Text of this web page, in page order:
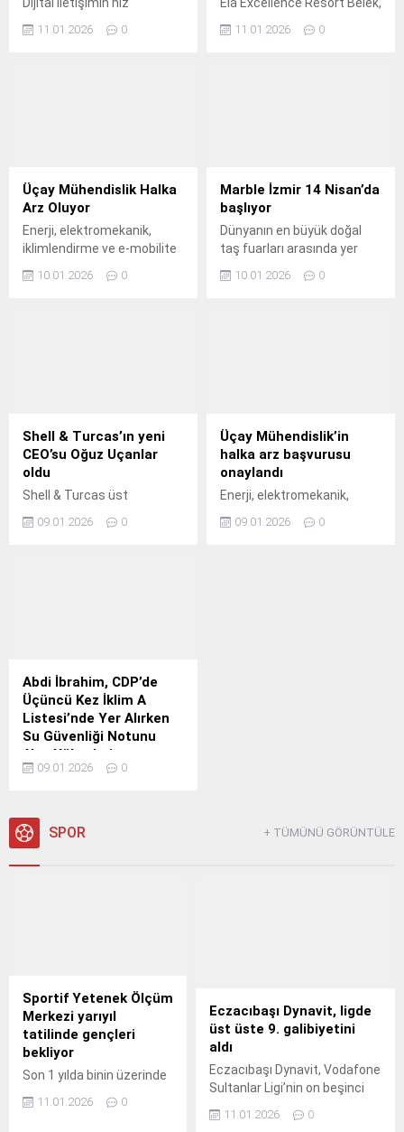
markaların ve kurumların
11.01.2026 0
tarihleri arasında
11.01.2026 0
Üçay Mühendislik Halka
Arz Oluyor
Enerji, elektromekanik,
iklimlendirme ve e-mobilite
alanındaki faaliyetleri ile
döngüsel ekonomiye katkı
10.01.2026 0
Marble İzmir 14 Nisan’da
başlıyor
Dünyanın en büyük doğal
taş fuarları arasında yer
alan, Türk doğal taşının
uluslararası vitrine çıktığı
10.01.2026 0
Shell & Turcas’ın yeni
CEO’su Oğuz Uçanlar
oldu
Shell & Turcas üst
değişimi gerçekleşti.
09.01.2026 0
Üçay Mühendislik’in
halka arz başvurusu
onaylandı
Enerji, elektromekanik,
alanındaki faaliyetleri ile
09.01.2026 0
Abdi İbrahim, CDP’de
Üçüncü Kez İklim A
Listesi’nde Yer Alırken
Su Güvenliği Notunu
A’ya Yükseltti
Abdi İbrahim,
yaklaşımıyla 2025 Karbon
Saydamlık Projesi (CDP)
İklim Değişikliği
09.01.2026 0
SPOR + TÜMÜNÜ GÖRÜNTÜLE
Sportif Yetenek Ölçüm
Merkezi yarıyıl
tatilinde gençleri
bekliyor
Son 1 yılda binin üzerinde
veren Karşıyaka
11.01.2026 0
Eczacıbaşı Dynavit, ligde
üst üste 9. galibiyetini
aldı
Eczacıbaşı Dynavit, Vodafone
Sultanlar Ligi’nin on beşinci
konuk ederek rakibini 25-18,
11.01.2026 0